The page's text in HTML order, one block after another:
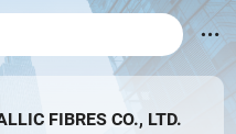
FIBRES CO., LTD.